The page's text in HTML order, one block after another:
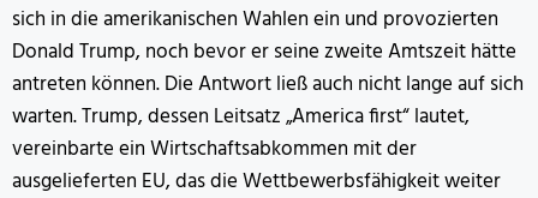
sich in die amerikanischen Wahlen ein und provozierten
Donald Trump, noch bevor er seine zweite Amtszeit hätte
antreten können. Die Antwort ließ auch nicht lange auf sich
warten. Trump, dessen Leitsatz „America first“ lautet,
vereinbarte ein Wirtschaftsabkommen mit der
ausgelieferten EU, das die Wettbewerbsfähigkeit weiter